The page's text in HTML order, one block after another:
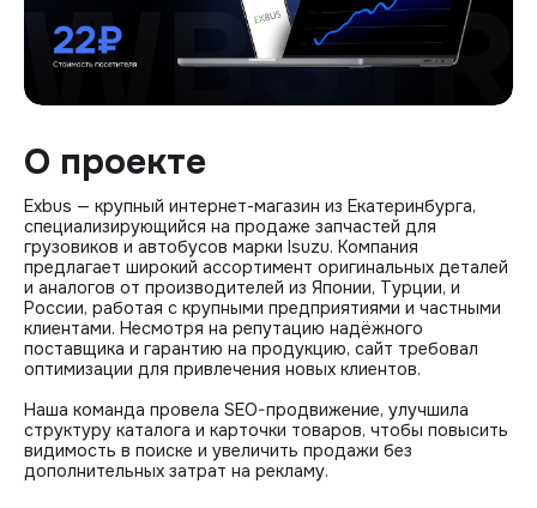
О проекте
Exbus — крупный интернет-магазин из Екатеринбурга,
специализирующийся на продаже запчастей для
грузовиков и автобусов марки Isuzu. Компания
предлагает широкий ассортимент оригинальных деталей
и аналогов от производителей из Японии, Турции, и
России, работая с крупными предприятиями и частными
клиентами. Несмотря на репутацию надёжного
поставщика и гарантию на продукцию, сайт требовал
оптимизации для привлечения новых клиентов.
Наша команда провела SEO-продвижение, улучшила
структуру каталога и карточки товаров, чтобы повысить
видимость в поиске и увеличить продажи без
дополнительных затрат на рекламу.